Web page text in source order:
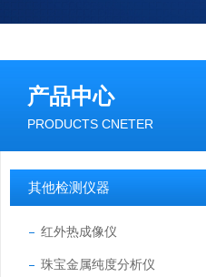
产品中心
PRODUCTS CNETER
其他检测仪器
红外热成像仪
珠宝金属纯度分析仪